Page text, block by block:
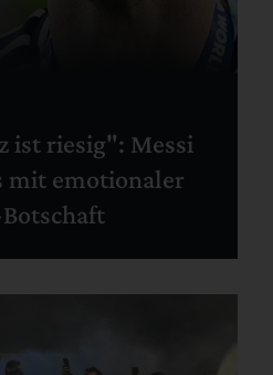
ist riesig": Messi
mit emotionaler